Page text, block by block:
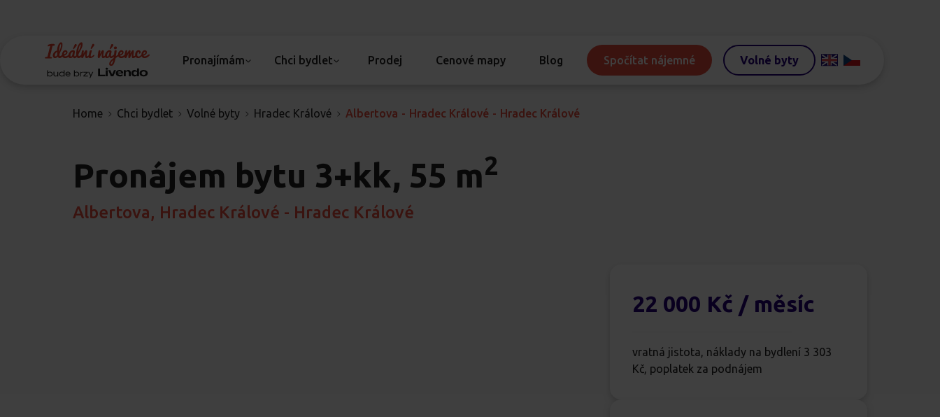
Pronajímám Chci bydlet Prodej Cenové mapy Blog Spočítat nájemné Volné byty
Home Chci bydlet Volné byty Hradec Králové Albertova - Hradec Králové - Hradec Králové
Pronájem bytu 3+kk, 55 m2
Albertova, Hradec Králové - Hradec Králové
22 000 Kč / měsíc
vratná jistota, náklady na bydlení 3 303
Kč, poplatek za podnájem